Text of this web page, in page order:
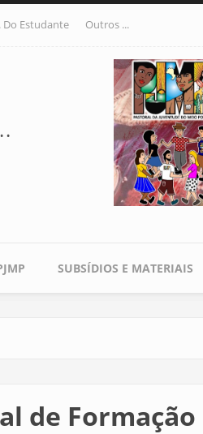
Do Estudante Outros ...
SUBSÍDIOS E MATERIAIS
de Formação